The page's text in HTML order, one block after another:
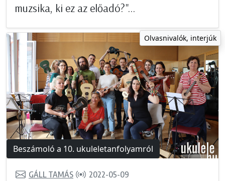
muzsika, ki ez az előadó?"...
Olvasnivalók, interjúk
Beszámoló a 10. ukuleletanfolyamról
GÁLL TAMÁS 2022-05-09